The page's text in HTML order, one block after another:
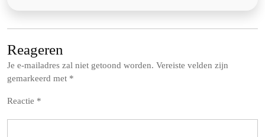
Reageren
Je e-mailadres zal niet getoond worden. Vereiste velden zijn
gemarkeerd met *
Reactie *